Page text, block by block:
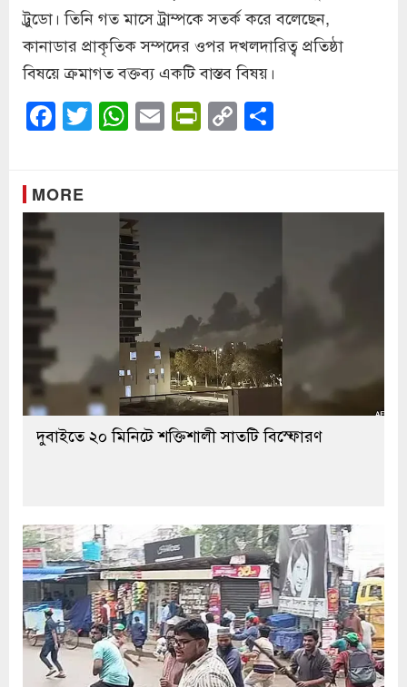
ট্রুডো। তিনি গত মাসে ট্রাম্পকে সতর্ক করে বলেছেন,
কানাডার প্রাকৃতিক সম্পদের ওপর দখলদারিত্ব প্রতিষ্ঠা
বিষয়ে ক্রমাগত বক্তব্য একটি বাস্তব বিষয়।
Facebook
Twitter
WhatsApp
EmailPrintFriendly
Copy
Link
MORE
দুবাইতে ২০ মিনিটে শক্তিশালী সাতটি বিস্ফোরণ